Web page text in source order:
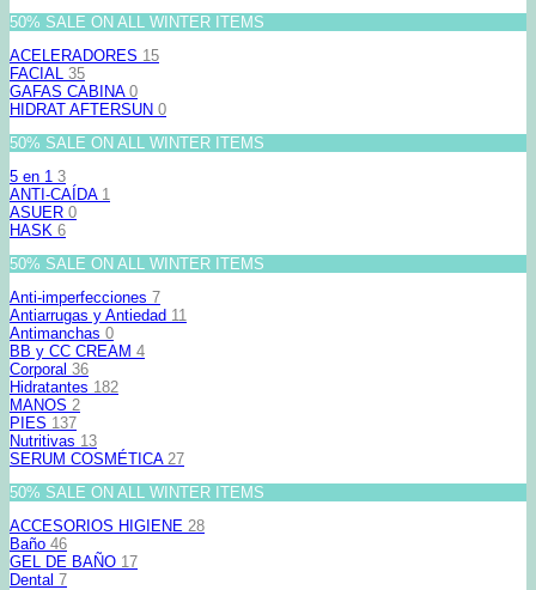
50% SALE ON ALL WINTER ITEMS
ACELERADORES 15
FACIAL 35
GAFAS CABINA 0
HIDRAT AFTERSUN 0
50% SALE ON ALL WINTER ITEMS
5 en 1 3
ANTI-CAÍDA 1
ASUER 0
HASK 6
50% SALE ON ALL WINTER ITEMS
Anti-imperfecciones 7
Antiarrugas y Antiedad 11
Antimanchas 0
BB y CC CREAM 4
Corporal 36
Hidratantes 182
MANOS 2
PIES 137
Nutritivas 13
SERUM COSMÉTICA 27
50% SALE ON ALL WINTER ITEMS
ACCESORIOS HIGIENE 28
Baño 46
GEL DE BAÑO 17
Dental 7